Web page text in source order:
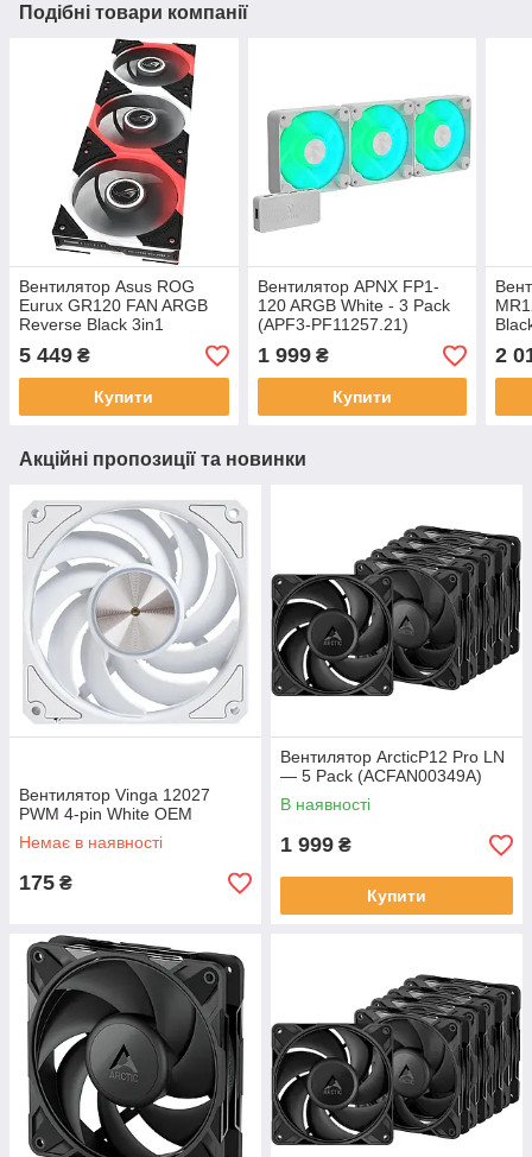
Подібні товари компанії
Вентилятор Asus ROG
Eurux GR120 FAN ARGB
Reverse Black 3in1
(90DA00K0-B09020)
5 449 ₴
Купити
Вентилятор APNX FP1-
120 ARGB White - 3 Pack
(APF3-PF11257.21)
1 999₴
Купити
2
Акційні пропозиції та новинки
Вентилятор Vinga 12027
PWM 4-pin White ОЕМ
Немає в наявності
175 ₴
Вентилятор ArcticP12 Pro LN
— 5 Pack (ACFAN00349A)
В наявності
1 999 ₴
Купити